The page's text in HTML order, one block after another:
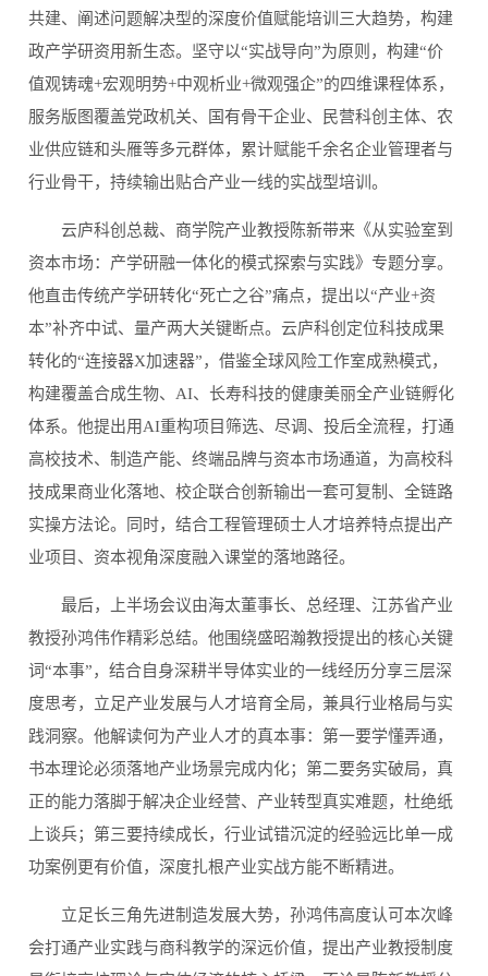
共建、阐述问题解决型的深度价值赋能培训三大趋势，构建
政产学研资用新生态。坚守以“实战导向”为原则，构建“价
值观铸魂+宏观明势+中观析业+微观强企”的四维课程体系，
服务版图覆盖党政机关、国有骨干企业、民营科创主体、农
业供应链和头雁等多元群体，累计赋能千余名企业管理者与
行业骨干，持续输出贴合产业一线的实战型培训。
云庐科创总裁、商学院产业教授陈新带来《从实验室到
资本市场：产学研融一体化的模式探索与实践》专题分享。
他直击传统产学研转化“死亡之谷”痛点，提出以“产业+资
本”补齐中试、量产两大关键断点。云庐科创定位科技成果
转化的“连接器X加速器”，借鉴全球风险工作室成熟模式，
构建覆盖合成生物、AI、长寿科技的健康美丽全产业链孵化
体系。他提出用AI重构项目筛选、尽调、投后全流程，打通
高校技术、制造产能、终端品牌与资本市场通道，为高校科
技成果商业化落地、校企联合创新输出一套可复制、全链路
实操方法论。同时，结合工程管理硕士人才培养特点提出产
业项目、资本视角深度融入课堂的落地路径。
最后，上半场会议由海太董事长、总经理、江苏省产业
教授孙鸿伟作精彩总结。他围绕盛昭瀚教授提出的核心关键
词“本事”，结合自身深耕半导体实业的一线经历分享三层深
度思考，立足产业发展与人才培育全局，兼具行业格局与实
践洞察。他解读何为产业人才的真本事：第一要学懂弄通，
书本理论必须落地产业场景完成内化；第二要务实破局，真
正的能力落脚于解决企业经营、产业转型真实难题，杜绝纸
上谈兵；第三要持续成长，行业试错沉淀的经验远比单一成
功案例更有价值，深度扎根产业实战方能不断精进。
立足长三角先进制造发展大势，孙鸿伟高度认可本次峰
会打通产业实践与商科教学的深远价值，提出产业教授制度